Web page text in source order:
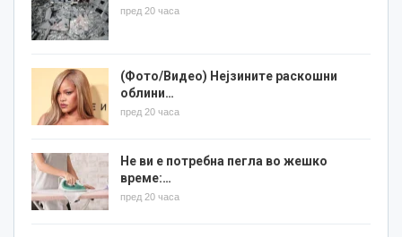
пред 20 часа
(Фото/Видео) Нејзините раскошни
облини…
пред 20 часа
Не ви е потребна пегла во жешко
време:…
пред 20 часа